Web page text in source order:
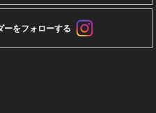
をフォローする